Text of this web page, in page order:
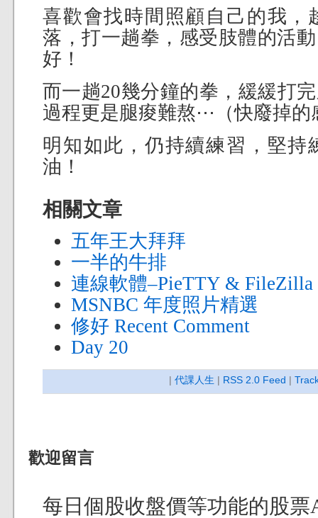
喜歡會找時間照顧自己的我，
落，打一趟拳，感受肢體的活
好！
而一趟20幾分鐘的拳，緩緩打
過程更是腿痠難熬⋯（快廢掉的
明知如此，仍持續練習，堅持
油！
相關文章
五年王大拜拜
一半的牛排
連線軟體–PieTTY & FileZilla
MSNBC 年度照片精選
修好 Recent Comment
Day 20
| 代課人生 | RSS 2.0 Feed |
歡迎留言
每日個股收盤價等功能的股票